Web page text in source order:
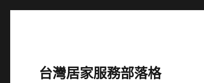
台灣居家服務部落格